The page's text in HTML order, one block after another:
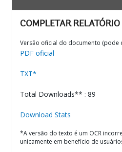
COMPLETAR RELATÓRIO
Versão oficial do documento (pode
PDF oficial
TXT*
Total Downloads** : 89
Download Stats
*A versão do texto é um OCR
unicamente em benefício de